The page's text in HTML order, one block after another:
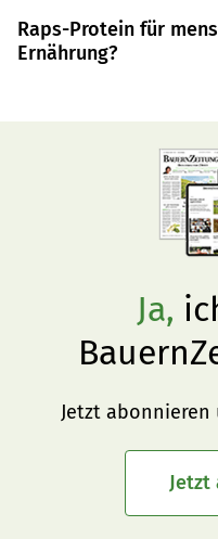
Raps-Protein für
Ernährung?
Ja,
Jetzt
Jetzt